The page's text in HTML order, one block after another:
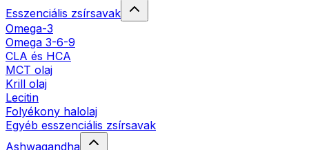
Esszenciális zsírsavak
Omega-3
Omega 3-6-9
CLA és HCA
MCT olaj
Krill olaj
Lecitin
Folyékony halolaj
Egyéb esszenciális zsírsavak
Ashwagandha